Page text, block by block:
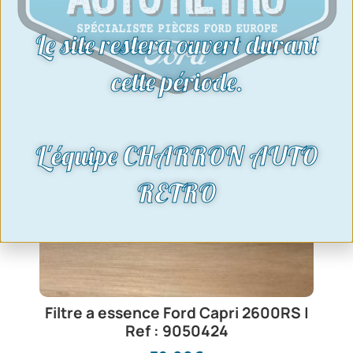
Filtre a essence Ford Capri 2600RS |
Ref : 9050424
Le site restera ouvert durant
cette période.
L'équipe CHARRON AUTO
RETRO